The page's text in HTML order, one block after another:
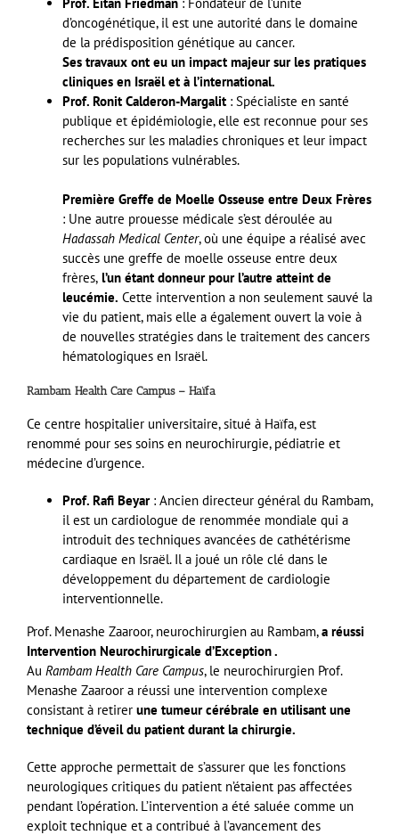
d’oncogénétique, il est une autorité dans le domaine
de la prédisposition génétique au cancer.
Ses travaux ont eu un impact majeur sur les pratiques
cliniques en Israël et à l’international.
Prof. Ronit Calderon-Margalit : Spécialiste en santé
publique et épidémiologie, elle est reconnue pour ses
recherches sur les maladies chroniques et leur impact
sur les populations vulnérables.
Première Greffe de Moelle Osseuse entre Deux Frères
: Une autre prouesse médicale s’est déroulée au
Hadassah Medical Center, où une équipe a réalisé avec
succès une greffe de moelle osseuse entre deux
frères, l’un étant donneur pour l’autre atteint de
leucémie. Cette intervention a non seulement sauvé la
vie du patient, mais elle a également ouvert la voie à
de nouvelles stratégies dans le traitement des cancers
hématologiques en Israël​.
Rambam Health Care Campus – Haïfa
Ce centre hospitalier universitaire, situé à Haïfa, est
renommé pour ses soins en neurochirurgie, pédiatrie et
médecine d’urgence.
Prof. Rafi Beyar: Ancien directeur général du Rambam,
il est un cardiologue de renommée mondiale qui a
introduit des techniques avancées de cathétérisme
cardiaque en Israël. Il a joué un rôle clé dans le
développement du département de cardiologie
interventionnelle.
Prof. Menashe Zaaroor, neurochirurgien au Rambam,a réussi
Intervention Neurochirurgicale d’Exception .
Au Rambam Health Care Campus, le neurochirurgien Prof.
Menashe Zaaroor a réussi une intervention complexe
consistant à retirer une tumeur cérébrale en utilisant une
technique d’éveil du patient durant la chirurgie.
Cette approche permettait de s’assurer que les fonctions
neurologiques critiques du patient n’étaient pas affectées
pendant l’opération. L’intervention a été saluée comme un
exploit technique et a contribué à l’avancement des